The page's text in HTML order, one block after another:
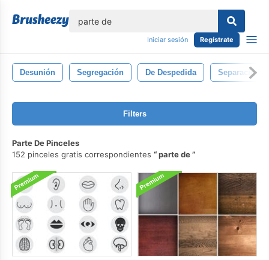
Iniciar sesión Regístrate
Desunión Segregación De Despedida Separación
Filters
Parte De Pinceles
152 pinceles gratis correspondientes
parte de